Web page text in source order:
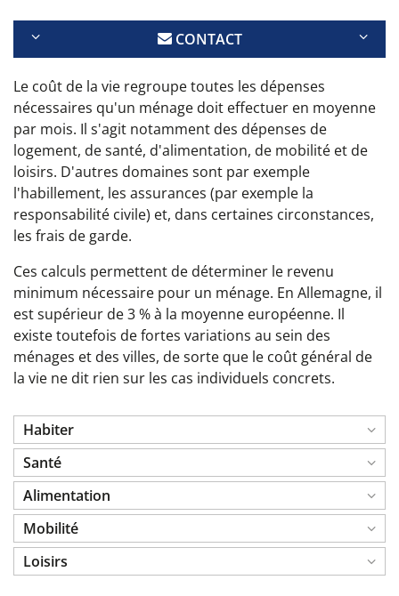
CONTACT
Le coût de la vie regroupe toutes les dépenses
nécessaires qu'un ménage doit effectuer en moyenne
par mois. Il s'agit notamment des dépenses de
logement, de santé, d'alimentation, de mobilité et de
loisirs. D'autres domaines sont par exemple
l'habillement, les assurances (par exemple la
responsabilité civile) et, dans certaines circonstances,
les frais de garde.
Ces calculs permettent de déterminer le revenu
minimum nécessaire pour un ménage. En Allemagne, il
est supérieur de 3 % à la moyenne européenne. Il
existe toutefois de fortes variations au sein des
ménages et des villes, de sorte que le coût général de
la vie ne dit rien sur les cas individuels concrets.
Habiter
Santé
Alimentation
Mobilité
Loisirs